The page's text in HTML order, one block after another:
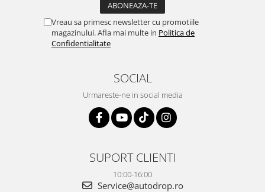
Vreau sa primesc newsletter cu promotiile
magazinului. Afla mai multe in Politica de
Confidentialitate
SOCIAL
Urmareste-ne in social media
SUPORT CLIENTI
10:00-16:00
Service@autodrop.ro